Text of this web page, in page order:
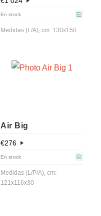
En stock
Medidas (L/A), cm: 130x150
Air Big
€276
En stock
Medidas (L/P/A), cm:
121x116x30